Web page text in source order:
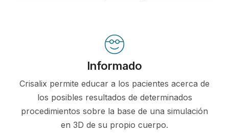
Informado
Crisalix permite educar a los pacientes acerca de
los posibles resultados de determinados
procedimientos sobre la base de una simulación
en 3D de su propio cuerpo.